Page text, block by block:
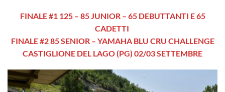
FINALE #1 125 – 85 JUNIOR – 65 DEBUTTANTI E 65
CADETTI
FINALE #2 85 SENIOR – YAMAHA BLU CRU CHALLENGE
CASTIGLIONE DEL LAGO (PG) 02/03 SETTEMBRE